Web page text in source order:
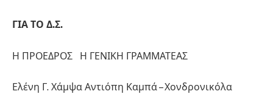
ΓΙΑ ΤΟ Δ.Σ.
Η ΠΡΟΕΔΡΟΣ Η ΓΕΝΙΚΗ ΓΡΑΜΜΑΤΕΑΣ
Ελένη Γ. Χάμψα Αντιόπη Καμπά – Χονδρονικόλα